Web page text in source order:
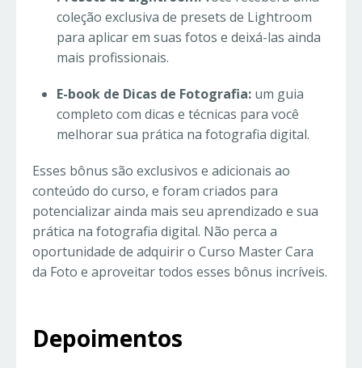
coleção exclusiva de presets de Lightroom
para aplicar em suas fotos e deixá-las ainda
mais profissionais.
E-book de Dicas de Fotografia: um guia
completo com dicas e técnicas para você
melhorar sua prática na fotografia digital.
Esses bônus são exclusivos e adicionais ao
conteúdo do curso, e foram criados para
potencializar ainda mais seu aprendizado e sua
prática na fotografia digital. Não perca a
oportunidade de adquirir o Curso Master Cara
da Foto e aproveitar todos esses bônus incríveis.
Depoimentos